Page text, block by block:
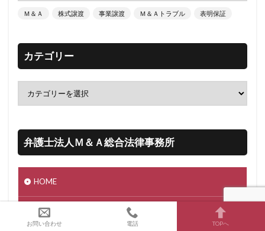
Ｍ＆Ａ 株式譲渡 事業譲渡 Ｍ＆Ａトラブル 表明保証
カテゴリー
弁護士法人Ｍ＆Ａ総合法律事務所
HOME
事務所案内
お問い合わせ 電話 TOPへ